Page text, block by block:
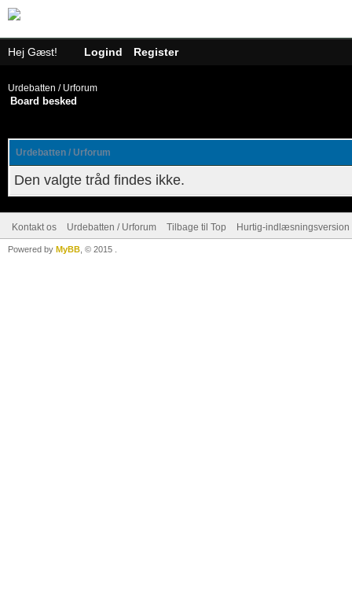
Hej Gæst! Logind Register
Urdebatten / Urforum
Board besked
Urdebatten / Urforum
Den valgte tråd findes ikke.
Kontakt os Urdebatten / Urforum Tilbage til Top Hurtig-indlæsningsversion
Powered by MyBB , © 2015